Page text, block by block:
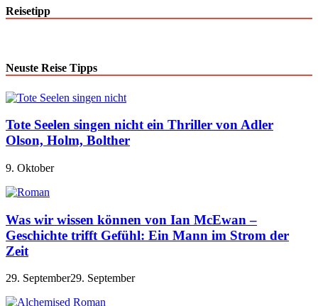
Reisetipp
Neuste Reise Tipps
Tote Seelen singen nicht ein Thriller von Adler
Olson, Holm, Bolther
9. Oktober
Was wir wissen können von Ian McEwan –
Geschichte trifft Gefühl: Ein Mann im Strom der
Zeit
29. September29. September